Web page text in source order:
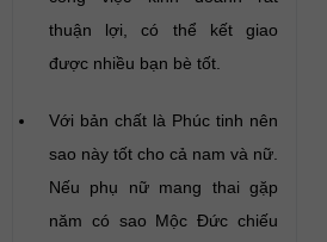
thuận lợi, có thể kết giao
được nhiều bạn bè tốt.
Với bản chất là Phúc tinh nên
sao này tốt cho cả nam và nữ.
Nếu phụ nữ mang thai gặp
năm có sao Mộc Đức chiếu